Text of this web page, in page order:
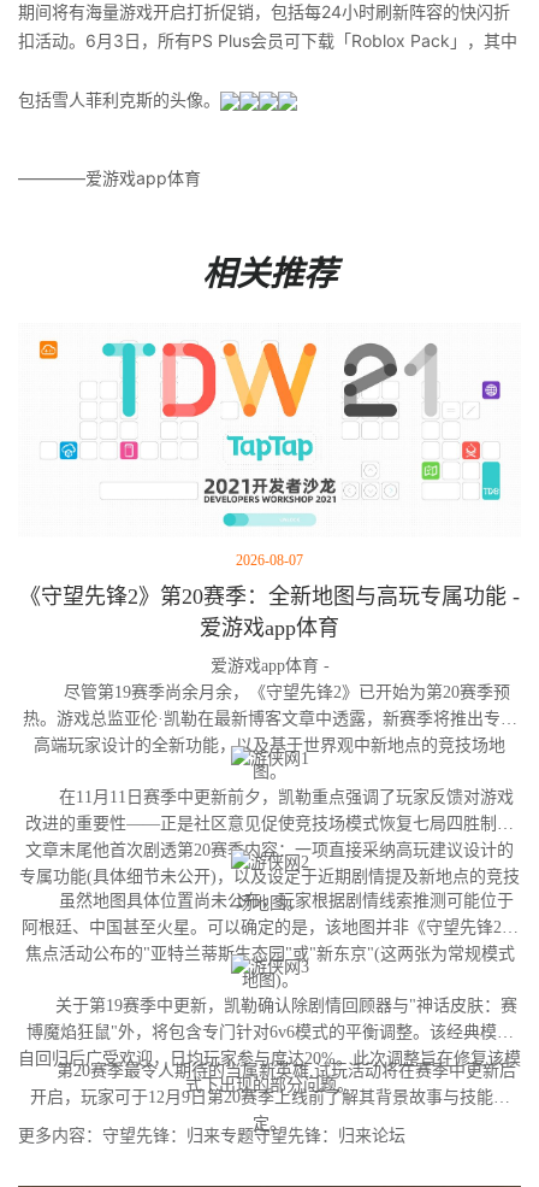
期间将有海量游戏开启打折促销，包括每24小时刷新阵容的快闪折
扣活动。6月3日，所有PS Plus会员可下载「Roblox Pack」，其中
包括雪人菲利克斯的头像。
————爱游戏app体育
相关推荐
2026-08-07
《守望先锋2》第20赛季：全新地图与高玩专属功能 -
爱游戏app体育
爱游戏app体育 -
尽管第19赛季尚余月余，《守望先锋2》已开始为第20赛季预
热。游戏总监亚伦·凯勒在最新博客文章中透露，新赛季将推出专为
高端玩家设计的全新功能，以及基于世界观中新地点的竞技场地
图。
在11月11日赛季中更新前夕，凯勒重点强调了玩家反馈对游戏
改进的重要性——正是社区意见促使竞技场模式恢复七局四胜制。
文章末尾他首次剧透第20赛季内容：一项直接采纳高玩建议设计的
专属功能(具体细节未公开)，以及设定于近期剧情提及新地点的竞技
场地图。
虽然地图具体位置尚未公布，玩家根据剧情线索推测可能位于
阿根廷、中国甚至火星。可以确定的是，该地图并非《守望先锋2》
焦点活动公布的"亚特兰蒂斯生态园"或"新东京"(这两张为常规模式
地图)。
关于第19赛季中更新，凯勒确认除剧情回顾器与"神话皮肤：赛
博魔焰狂鼠"外，将包含专门针对6v6模式的平衡调整。该经典模式
自回归后广受欢迎，日均玩家参与度达20%。此次调整旨在修复该模
式下出现的部分问题。
第20赛季最令人期待的当属新英雄,试玩活动将在赛季中更新后
开启，玩家可于12月9日第20赛季上线前了解其背景故事与技能设
定。
更多内容：守望先锋：归来专题守望先锋：归来论坛